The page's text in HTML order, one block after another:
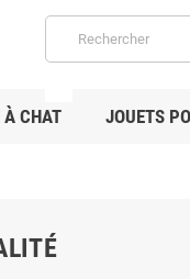
À CHAT JOUETS